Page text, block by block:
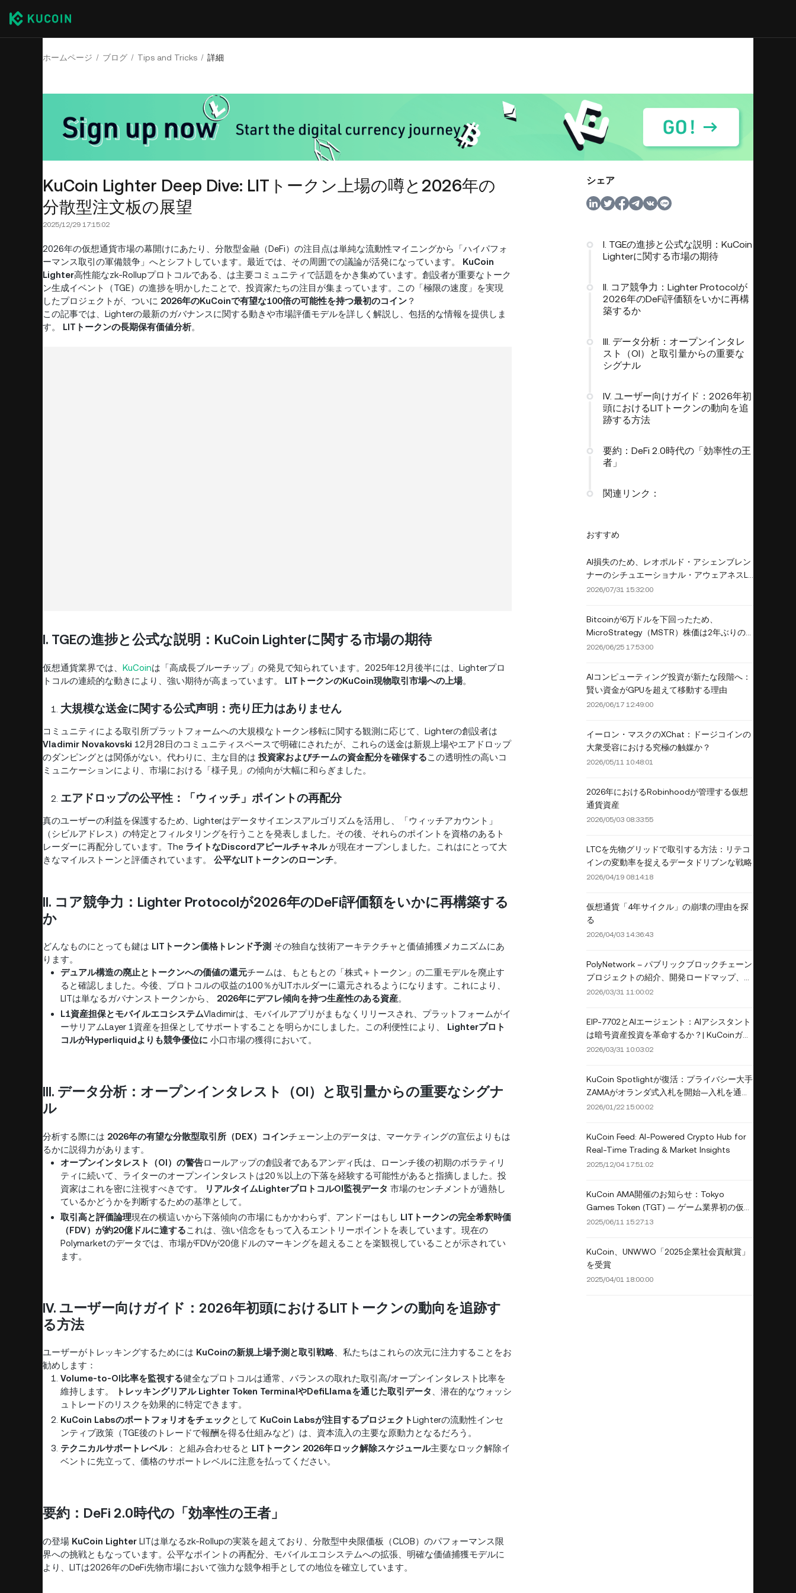
ホームページ ブログ Tips and Tricks 詳細
KuCoin Lighter Deep Dive: LITトークン上場の噂と2026年の
分散型注文板の展望
2025/12/29 17:15:02
2026年の仮想通貨市場の幕開けにあたり、分散型金融（DeFi）の注目点は単純な流動性マイニングから「ハイパフォ
ーマンス取引の軍備競争」へとシフトしています。最近では、その周囲での議論が活発になっています。 KuCoin
Lighter高性能なzk-Rollupプロトコルである、は主要コミュニティで話題をかき集めています。創設者が重要なトーク
ン生成イベント（TGE）の進捗を明かしたことで、投資家たちの注目が集まっています。この「極限の速度」を実現
したプロジェクトが、ついに 2026年のKuCoinで有望な100倍の可能性を持つ最初のコイン ？
この記事では、Lighterの最新のガバナンスに関する動きや市場評価モデルを詳しく解説し、包括的な情報を提供しま
す。 LITトークンの長期保有価値分析。
I. TGEの進捗と公式な説明：KuCoin Lighterに関する市場の期待
仮想通貨業界では、 KuCoinは「高成長ブルーチップ」の発見で知られています。2025年12月後半には、Lighterプロ
トコルの連続的な動きにより、強い期待が高まっています。 LITトークンのKuCoin現物取引市場への上場。
大規模な送金に関する公式声明：売り圧力はありません
コミュニティによる取引所プラットフォームへの大規模なトークン移転に関する観測に応じて、Lighterの創設者は
Vladimir Novakovski 12月28日のコミュニティスペースで明確にされたが、これらの送金は新規上場やエアドロップ
のダンピングとは関係がない。代わりに、主な目的は 投資家およびチームの資金配分を確保するこの透明性の高いコ
ミュニケーションにより、市場における「様子見」の傾向が大幅に和らぎました。
エアドロップの公平性：「ウィッチ」ポイントの再配分
真のユーザーの利益を保護するため、Lighterはデータサイエンスアルゴリズムを活用し、「ウィッチアカウント」
（シビルアドレス）の特定とフィルタリングを行うことを発表しました。その後、それらのポイントを資格のあるト
レーダーに再配分しています。The ライトなDiscordアピールチャネルが現在オープンしました。これはにとって大
きなマイルストーンと評価されています。 公平なLITトークンのローンチ。
II. コア競争力：Lighter Protocolが2026年のDeFi評価額をいかに再構築する
か
どんなものにとっても鍵は LITトークン価格トレンド予測 その独自な技術アーキテクチャと価値捕獲メカニズムにあ
ります。
デュアル構造の廃止とトークンへの価値の還元チームは、もともとの「株式＋トークン」の二重モデルを廃止す
ると確認しました。今後、プロトコルの収益の100％がLITホルダーに還元されるようになります。これにより、
LITは単なるガバナンストークンから、 2026年にデフレ傾向を持つ生産性のある資産。
L1資産担保とモバイルエコシステムVladimirは、モバイルアプリがまもなくリリースされ、プラットフォームがイ
ーサリアムLayer 1資産を担保としてサポートすることを明らかにしました。この利便性により、 Lighterプロト
コルがHyperliquidよりも競争優位に 小口市場の獲得において。
III. データ分析：オープンインタレスト（OI）と取引量からの重要なシグナ
ル
分析する際には 2026年の有望な分散型取引所（DEX）コインチェーン上のデータは、マーケティングの宣伝よりもは
るかに説得力があります。
オープンインタレスト（OI）の警告ロールアップの創設者であるアンディ氏は、ローンチ後の初期のボラティリ
ティに続いて、ライターのオープンインタレストは20％以上の下落を経験する可能性があると指摘しました。投
資家はこれを密に注視すべきです。
リアルタイムLighterプロトコルOI監視データ 市場のセンチメントが過熱し
ているかどうかを判断するための基準として。
取引高と評価論理現在の横這いから下落傾向の市場にもかかわらず、アンドーはもし LITトークンの完全希釈時価
（FDV）が約20億ドルに達するこれは、強い信念をもって入るエントリーポイントを表しています。現在の
Polymarketのデータでは、市場がFDVが20億ドルのマーキングを超えることを楽観視していることが示されてい
ます。
IV. ユーザー向けガイド：2026年初頭におけるLITトークンの動向を追跡す
る方法
ユーザーがトレッキングするためには KuCoinの新規上場予測と取引戦略 、私たちはこれらの次元に注力することをお
勧めします：
Volume-to-OI比率を監視する健全なプロトコルは通常、バランスの取れた取引高/オープンインタレスト比率を
維持します。
トレッキングリアル Lighter Token TerminalやDefiLlamaを通じた取引データ
、潜在的なウォッシ
ュトレードのリスクを効果的に特定できます。
KuCoin Labsのポートフォリオをチェック として KuCoin Labsが注目するプロジェクトLighterの流動性インセ
ンティブ政策（TGE後のトレードで報酬を得る仕組みなど）は、資本流入の主要な原動力となるだろう。
テクニカルサポートレベル： と組み合わせると LITトークン 2026年ロック解除スケジュール主要なロック解除イ
ベントに先立って、価格のサポートレベルに注意を払ってください。
要約：DeFi 2.0時代の「効率性の王者」
の登場 KuCoin Lighter LITは単なるzk-Rollupの実装を超えており、分散型中央限価板（CLOB）のパフォーマンス限
界への挑戦ともなっています。公平なポイントの再配分、モバイルエコシステムへの拡張、明確な価値捕獲モデルに
より、LITは2026年のDeFi先物市場において強力な競争相手としての地位を確立しています。
シェア
I. TGEの進捗と公式な説明：KuCoin
Lighterに関する市場の期待
II. コア競争力：Lighter Protocolが
2026年のDeFi評価額をいかに再構
築するか
III. データ分析：オープンインタレ
スト（OI）と取引量からの重要な
シグナル
IV. ユーザー向けガイド：2026年初
頭におけるLITトークンの動向を追
跡する方法
要約：DeFi 2.0時代の「効率性の王
者」
関連リンク：
おすすめ
AI損失のため、レオポルド・アシェンブレン
ナーのシチュエーショナル・アウェアネスLP
がシタデルに保有するすべての公開株式ポー
2026/07/31 15:32:00
Bitcoinが6万ドルを下回ったため、
MicroStrategy（MSTR）株価は2年ぶりの
安値となる10％下落
2026/06/25 17:53:00
AIコンピューティング投資が新たな段階へ：
賢い資金がGPUを超えて移動する理由
2026/06/17 12:49:00
イーロン・マスクのXChat：ドージコインの
大衆受容における究極の触媒か？
2026/05/11 10:48:01
2026年におけるRobinhoodが管理する仮想
通貨資産
2026/05/03 08:33:55
LTCを先物グリッドで取引する方法：リテコ
インの変動率を捉えるデータドリブンな戦略
2026/04/19 08:14:18
仮想通貨「4年サイクル」の崩壊の理由を探
る
2026/04/03 14:36:43
PolyNetwork – パブリックブロックチェーン
プロジェクトの紹介、開発ロードマップ、エ
コシステム構成
2026/03/31 11:00:02
EIP-7702とAIエージェント：AIアシスタント
は暗号資産投資を革命するか？| KuCoinガイ
ド
2026/03/31 10:03:02
KuCoin Spotlightが復活：プライバシー大手
ZAMAがオランダ式入札を開始—入札を通じ
て割当を確保する方法は？
2026/01/22 15:00:02
KuCoin Feed: AI-Powered Crypto Hub for
Real-Time Trading & Market Insights
2025/12/04 17:51:02
KuCoin AMA開催のお知らせ：Tokyo
Games Token (TGT) — ゲーム業界初の仮想
通貨エンターテインメントIPプロジェクトの
2025/06/11 15:27:13
KuCoin、UNWWO「2025企業社会貢献賞」
を受賞
2025/04/01 18:00:00